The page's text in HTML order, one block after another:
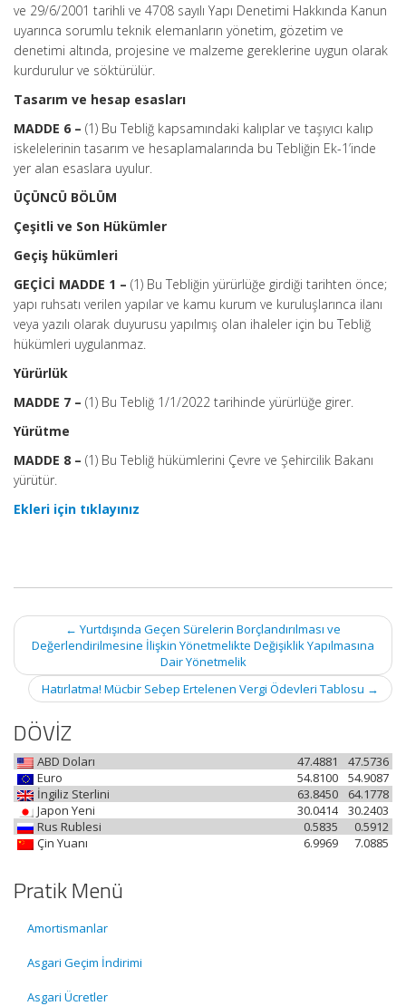
ve 29/6/2001 tarihli ve 4708 sayılı Yapı Denetimi Hakkında Kanun
uyarınca sorumlu teknik elemanların yönetim, gözetim ve
denetimi altında, projesine ve malzeme gereklerine uygun olarak
kurdurulur ve söktürülür.
Tasarım ve hesap esasları
MADDE 6 – (1) Bu Tebliğ kapsamındaki kalıplar ve taşıyıcı kalıp
iskelelerinin tasarım ve hesaplamalarında bu Tebliğin Ek-1’inde
yer alan esaslara uyulur.
ÜÇÜNCÜ BÖLÜM
Çeşitli ve Son Hükümler
Geçiş hükümleri
GEÇİCİ MADDE 1 – (1) Bu Tebliğin yürürlüğe girdiği tarihten önce;
yapı ruhsatı verilen yapılar ve kamu kurum ve kuruluşlarınca ilanı
veya yazılı olarak duyurusu yapılmış olan ihaleler için bu Tebliğ
hükümleri uygulanmaz.
Yürürlük
MADDE 7 – (1) Bu Tebliğ 1/1/2022 tarihinde yürürlüğe girer.
Yürütme
MADDE 8 – (1) Bu Tebliğ hükümlerini Çevre ve Şehircilik Bakanı
yürütür.
Ekleri için tıklayınız
Post
navigation
← Yurtdışında Geçen Sürelerin Borçlandırılması ve
Değerlendirilmesine İlişkin Yönetmelikte Değişiklik Yapılmasına
Dair Yönetmelik
Hatırlatma! Mücbir Sebep Ertelenen Vergi Ödevleri Tablosu →
DÖVİZ
ABD Doları 47.5736
47.4881
Euro
54.9087
54.8100
İngiliz Sterlini
64.1778
63.8450
Japon Yeni
30.2403
30.0414
Rus Rublesi
0.5912
0.5835
Çin Yuanı
7.0885
6.9969
Pratik Menü
Amortismanlar
Asgari Geçim İndirimi
Asgari Ücretler